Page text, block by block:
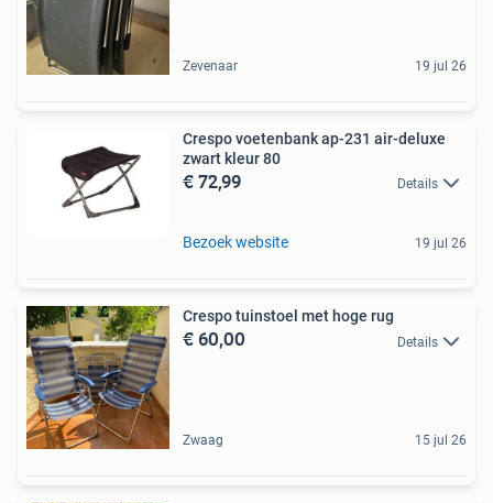
Zevenaar 19 jul 26
Crespo voetenbank ap-231 air-deluxe
zwart kleur 80
€ 72,99 Details
Bezoek website 19 jul 26
Crespo tuinstoel met hoge rug
€ 60,00 Details
Zwaag 15 jul 26